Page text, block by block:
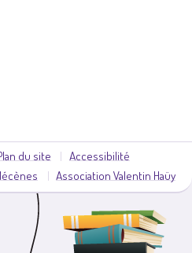
du site
Accessibilité
Association Valentin Haüy